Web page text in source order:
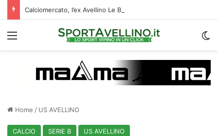
Menu
Home / US AVELLINO
CALCIO SERIE B US AVELLINO